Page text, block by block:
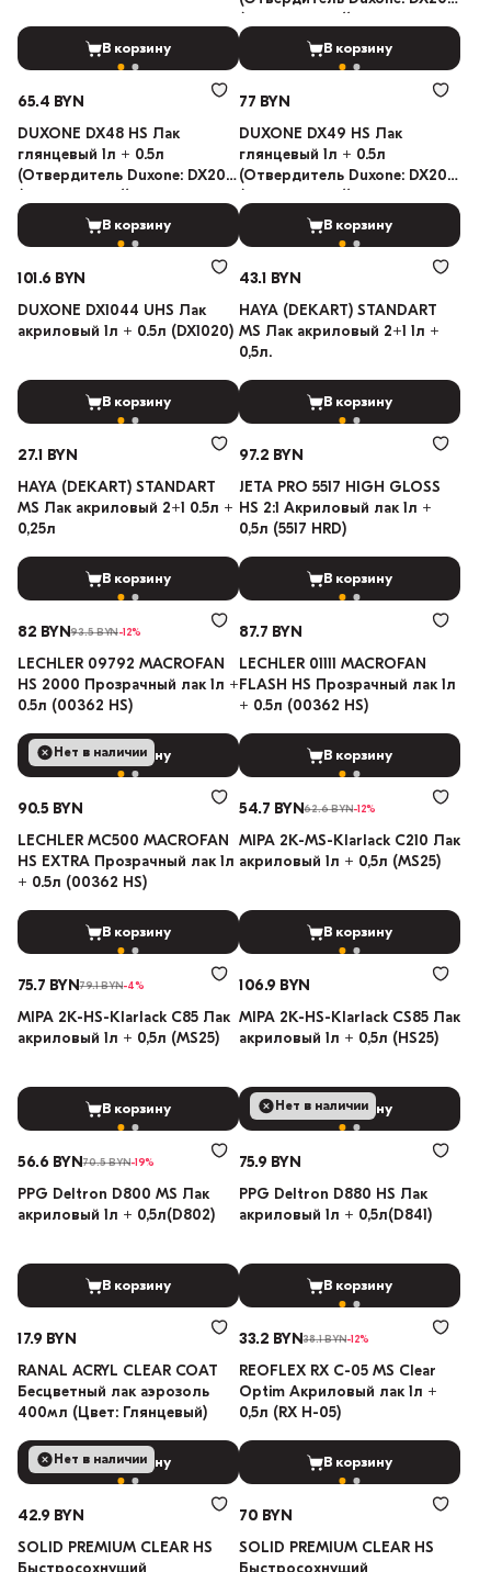
В корзину В корзину
65.4 BYN
DUXONE DX48 HS Лак
глянцевый 1л + 0.5л
(Отвердитель Duxone: DX20
В корзину
77 BYN
DUXONE DX49 HS Лак
глянцевый 1л + 0.5л
(Отвердитель Duxone: DX20
В корзину
101.6 BYN
DUXONE DX1044 UHS Лак
акриловый 1л + 0.5л (DX1020)
В корзину
43.1 BYN
HAYA (DEKART) STANDART
MS Лак акриловый 2+1 1л +
0,5л.
В корзину
27.1 BYN
HAYA (DEKART) STANDART
MS Лак акриловый 2+1 0.5л +
0,25л
В корзину
97.2 BYN
JETA PRO 5517 HIGH GLOSS
HS 2:1 Акриловый лак 1л +
0,5л (5517 HRD)
В корзину
82 BYN93.5 BYN-12%
LECHLER 09792 MACROFAN
HS 2000 Прозрачный лак 1л +
0.5л (00362 HS)
В корзину
87.7 BYN
LECHLER 01111 MACROFAN
FLASH HS Прозрачный лак 1л
+ 0.5л (00362 HS)
В корзину
Нет в наличии
90.5 BYN
LECHLER MC500 MACROFAN
HS EXTRA Прозрачный лак 1л
+ 0.5л (00362 HS)
В корзину
54.7 BYN62.6 BYN-12%
MIPA 2K-MS-Klarlack C210 Лак
акриловый 1л + 0,5л (MS25)
В корзину
75.7 BYN79.1 BYN-4%
MIPA 2К-HS-Klarlack C85 Лак
акриловый 1л + 0,5л (MS25)
В корзину
106.9 BYN
MIPA 2К-HS-Klarlack CS85 Лак
акриловый 1л + 0,5л (HS25)
В корзину
56.6 BYN70.5 BYN-19%
PPG Deltron D800 MS Лак
акриловый 1л + 0,5л(D802)
В корзину
Нет в наличии
75.9 BYN
PPG Deltron D880 HS Лак
акриловый 1л + 0,5л(D841)
В корзину
17.9 BYN
RANAL ACRYL CLEAR COAT
Бесцветный лак аэрозоль
400мл (Цвет: Глянцевый)
В корзину
33.2 BYN38.1 BYN-12%
REOFLEX RX C-05 MS Clear
Optim Акриловый лак 1л +
0,5л (RX H-05)
В корзину
Нет в наличии
42.9 BYN
SOLID PREMIUM CLEAR HS
70 BYN
SOLID PREMIUM CLEAR HS